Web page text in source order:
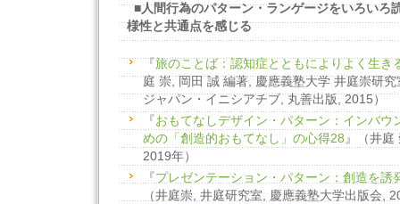
■人間行為のパターン・ランゲージをいろいろ
様性と共通点を感じる
『旅のことば：認知症とともによりよく生き
庭 崇, 岡田 誠 編著, 慶應義塾大学 井庭崇研
ジャパン・イニシアチブ, 丸善出版, 2015）
『おもてなしデザイン・パターン：インバウ
めの「創造的おもてなし」の心得28』（井庭
2019年）
『プレゼンテーション・パターン：創造を誘
（井庭崇, 井庭研究室, 慶應義塾大学出版会,